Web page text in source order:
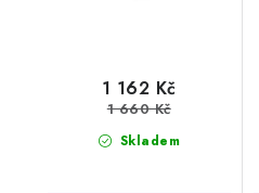
Skladem
1 162 Kč
1 660 Kč